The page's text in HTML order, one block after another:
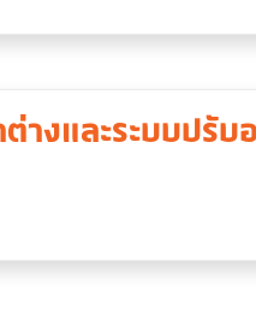
างและระบบปรับ